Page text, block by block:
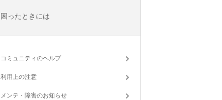
困ったときには
コミュニティのヘルプ
利用上の注意
メンテ・障害のお知らせ